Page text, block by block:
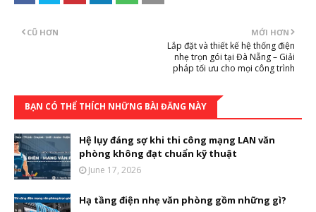
MỚI HƠN
Lắp đặt và thiết kế hệ thống điện
nhẹ trọn gói tại Đà Nẵng – Giải
pháp tối ưu cho mọi công trình
CŨ HƠN
BẠN CÓ THỂ THÍCH NHỮNG BÀI ĐĂNG NÀY
Hệ lụy đáng sợ khi thi công mạng LAN văn
phòng không đạt chuẩn kỹ thuật
June 17, 2026
Hạ tầng điện nhẹ văn phòng gồm những gì?